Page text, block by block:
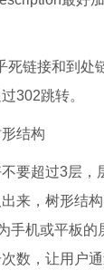
链接和到处
302跳转。
结构
要超过3层，
出来，树形
手机或平板
数，让用户